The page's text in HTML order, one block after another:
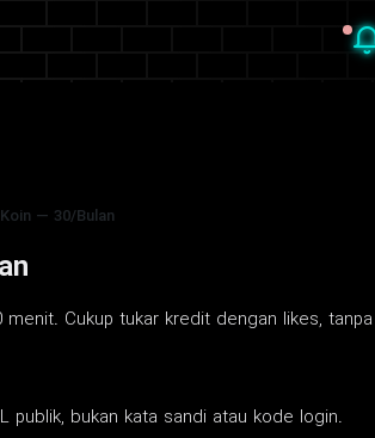
— 30/Bulan
Cukup tukar kredit dengan likes,
publik, bukan kata sandi atau kode login.